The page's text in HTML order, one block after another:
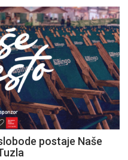
postaje Naše